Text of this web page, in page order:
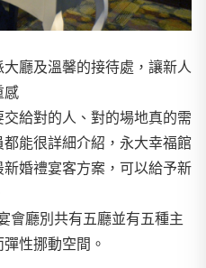
廳及溫馨的接待處，讓新人
感
給對的人、對的場地真的需
能很詳細介紹，永大幸福館
婚禮宴客方案，可以給予新
會廳別共有五廳並有五種主
性挪動空間。